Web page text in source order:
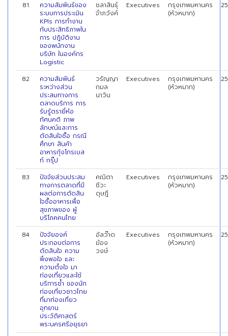
81
ความสัมพันธ์ของ
ระบบการประเมิน
KPIs การทำงาน
กับประสิทธิภาพใน
การ ปฎิบัติงาน
ของพนักงาน
บริษัท ในองค์กร
Logistic
ชลาสินธุ์
จำภวังค์
Executives
กรุงเทพมหานคร
(หัวหมาก)
82
ความสัมพันธ์
ระหว่างส่วน
ประสมทางการ
ตลาดบริการ การ
รับรู้ตรายี่ห้อ
ทัศนคติ ภาพ
ลักษณ์และการ
ตัดสินใจชื้อ กรณี
ศึกษา สินค้า
อาหารกุ้งโกรเบส
ท์ กรุ๊ป
วรัญญา
กมล
นาวิน
Executives
กรุงเทพมหานคร
(หัวหมาก)
83
ปัจจัยส่วนประสม
ทางการตลาดที่มี
ผลต่อการตัดสิน
ใจซื้ออาหารเพื่อ
สุขภาพของ ผู้
บริโภคคนไทย
คณิตา
ชีวะ
ดุษฎี
Executives
กรุงเทพมหานคร
(หัวหมาก)
84
ปัจจัยองค์
ประกอบต่อการ
ตัดสินใจ ความ
พึงพอใจ และ
ความตั้งใจ มา
ท่องเที่ยวและใช้
บริการซ้ำ ของนัก
ท่องเที่ยวชาวไทย
ที่มาท่องเที่ยว
อุทยาน
ประวัติศาสตร์
พระนครศรีอยุธยา
อัลว๊าด
ฆ้อง
วงษ์
Executives
กรุงเทพมหานคร
(หัวหมาก)